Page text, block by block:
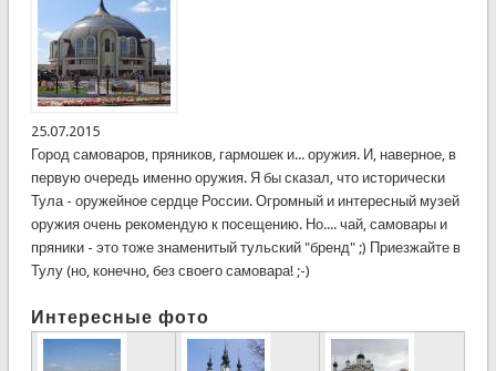
25.07.2015
Город самоваров, пряников, гармошек и... оружия. И, наверное, в
первую очередь именно оружия. Я бы сказал, что исторически
Тула - оружейное сердце России. Огромный и интересный музей
оружия очень рекомендую к посещению. Но.... чай, самовары и
пряники - это тоже знаменитый тульский "бренд" ;) Приезжайте в
Тулу (но, конечно, без своего самовара! ;-)
Интересные фото